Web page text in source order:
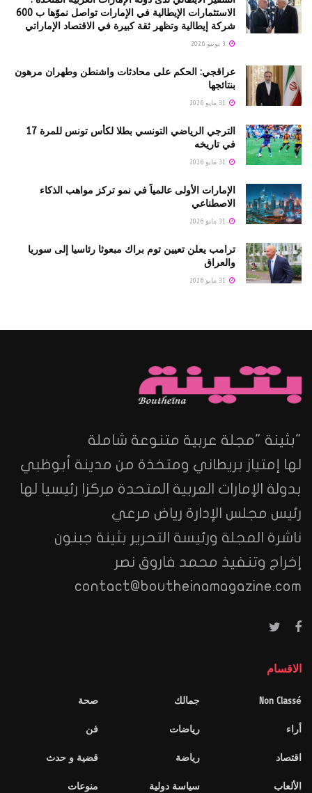
الاستثمارات الإيطالية في الإمارات تواصل نموّها ب 600
شركة إيطالية وتظهر ثقة كبيرة في الاقتصاد الإماراتي
عراقجي: الحكم على محادثات واشنطن وطهران مرهون
بنتائجها
الترجي الرياضي التونسي بطلا لكأس تونس للمرة 17
في تاريخه
الإمارات الأولى عالمياً في نمو تركز مواهب الذكاء
الاصطناعي
ترامب يعلن تعيين توم براك مبعوثا رئاسيا إلى سوريا
والعراق
"بثينة "مجلة عربية متنوعة شاملة
لها إمتياز بريطاني ومتخذة من مدينة أبوظبي
بدولة الإمارات العربية المتحدة مركزا رئيسيا لها
رئيس مجلس الإدارة رياض مرعي
ناشرة المجلة ورئيسة التحرير بثينة جبنون
إخراج وتنفيذ محمد فاروق نصر
contact@boutheinamagazine.com
الاقسام
Non Classé
أراء
اقتصاد
الألعاب
جمالك
رياضات
رياضة
سياسة دولية
صحة
فن
قضية و حدث
منوعات